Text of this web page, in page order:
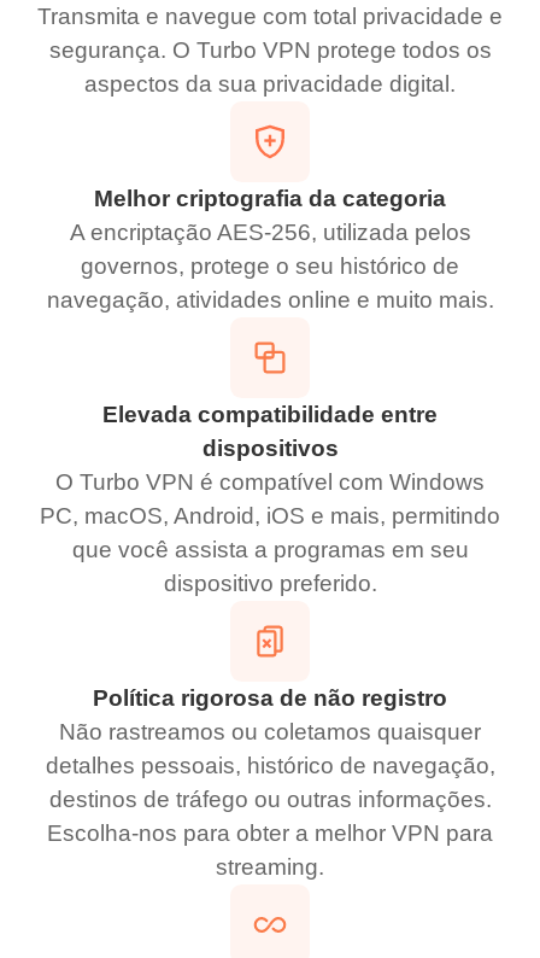
Transmita e navegue com total privacidade e
segurança. O Turbo VPN protege todos os
aspectos da sua privacidade digital.
Melhor criptografia da categoria
A encriptação AES-256, utilizada pelos
governos, protege o seu histórico de
navegação, atividades online e muito mais.
Elevada compatibilidade entre
dispositivos
O Turbo VPN é compatível com Windows
PC, macOS, Android, iOS e mais, permitindo
que você assista a programas em seu
dispositivo preferido.
Política rigorosa de não registro
Não rastreamos ou coletamos quaisquer
detalhes pessoais, histórico de navegação,
destinos de tráfego ou outras informações.
Escolha-nos para obter a melhor VPN para
streaming.